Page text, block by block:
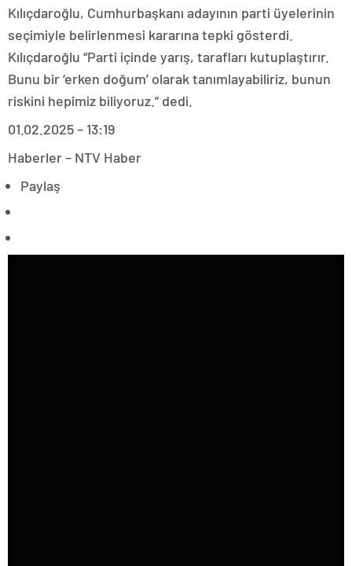
Kılıçdaroğlu, Cumhurbaşkanı adayının parti üyelerinin
seçimiyle belirlenmesi kararına tepki gösterdi.
Kılıçdaroğlu “Parti içinde yarış, tarafları kutuplaştırır.
Bunu bir ‘erken doğum’ olarak tanımlayabiliriz, bunun
riskini hepimiz biliyoruz.” dedi.
01.02.2025 – 13:19
Haberler – NTV Haber
Paylaş